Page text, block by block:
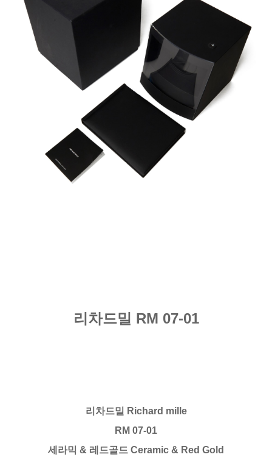
리차드밀 RM 07-01
리차드밀 Richard mille
RM 07-01
세라믹 & 레드골드 Ceramic & Red Gold